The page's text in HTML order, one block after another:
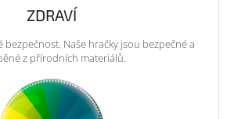
ZDRAVÍ
bezpečnost. Naše hračky jsou bezpečné a
z přírodních materiálů.